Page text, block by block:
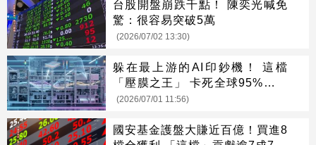
台股開盤崩跌千點！ 陳奕光喊免
驚：很容易突破5萬
(2026/07/02 13:30)
躲在最上游的AI印鈔機！ 這檔
「壓膜之王」 卡死全球95%載板
製程
(2026/07/01 11:56)
國安基金護盤大賺近百億！買進8